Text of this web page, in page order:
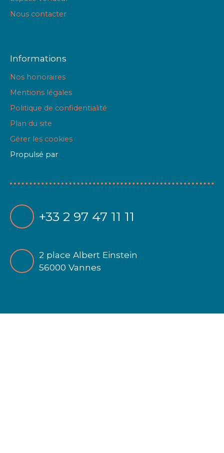
Nous contacter
Informations
Nos honoraires
Mentions légales
Politique de confidentialité
Plan du site
Gérer les cookies
Propulsé par
+33 2 97 47 11 11
2 place Albert Einstein
56000 Vannes